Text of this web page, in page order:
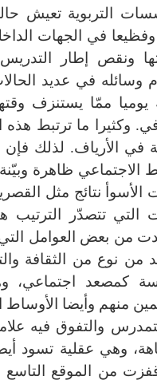
التربوية تعيش
وفظيعا في الجهات
ونقص إطار
وسائله في عديد
يوميا ممّا يستنزف
وكثيرا ما ترتبط هذه
في الأرياف. لذلك فإن
الاجتماعي ظاهرة
الأسوأ نتائج مثل
التي تتصدّر
من بعض العوامل
من نوع من الثقافة
كمصعد
منهم وأيضا
والتفوق فيه
وهي عقلية تسود
قفزت من الموقع